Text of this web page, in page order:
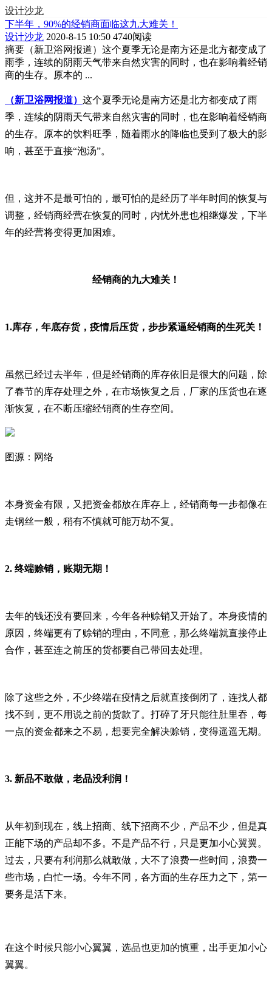
设计沙龙
下半年，90%的经销商面临这九大难关！
设计沙龙 2020-8-15 10:50 4740阅读
摘要 （新卫浴网报道）这个夏季无论是南方还是北方都变成了
雨季，连续的阴雨天气带来自然灾害的同时，也在影响着经销
商的生存。原本的 ...
（新卫浴网报道） 这个夏季无论是南方还是北方都变成了雨
季，连续的阴雨天气带来自然灾害的同时，也在影响着经销商
的生存。原本的饮料旺季，随着雨水的降临也受到了极大的影
响，甚至于直接“泡汤”。
但，这并不是最可怕的，最可怕的是经历了半年时间的恢复与
调整，经销商经营在恢复的同时，内忧外患也相继爆发，下半
年的经营将变得更加困难。
经销商的九大难关！
1.库存，年底存货，疫情后压货，步步紧逼经销商的生死关！
虽然已经过去半年，但是经销商的库存依旧是很大的问题，除
了春节的库存处理之外，在市场恢复之后，厂家的压货也在逐
渐恢复，在不断压缩经销商的生存空间。
图源：网络
本身资金有限，又把资金都放在库存上，经销商每一步都像在
走钢丝一般，稍有不慎就可能万劫不复。
2. 终端赊销，账期无期！
去年的钱还没有要回来，今年各种赊销又开始了。本身疫情的
原因，终端更有了赊销的理由，不同意，那么终端就直接停止
合作，甚至连之前压的货都要自己带回去处理。
除了这些之外，不少终端在疫情之后就直接倒闭了，连找人都
找不到，更不用说之前的货款了。打碎了牙只能往肚里吞，每
一点的资金都来之不易，想要完全解决赊销，变得遥遥无期。
3. 新品不敢做，老品没利润！
从年初到现在，线上招商、线下招商不少，产品不少，但是真
正能下场的产品却不多。不是产品不行，只是更加小心翼翼。
过去，只要有利润那么就敢做，大不了浪费一些时间，浪费一
些市场，白忙一场。今年不同，各方面的生存压力之下，第一
要务是活下来。
在这个时候只能小心翼翼，选品也更加的慎重，出手更加小心
翼翼。